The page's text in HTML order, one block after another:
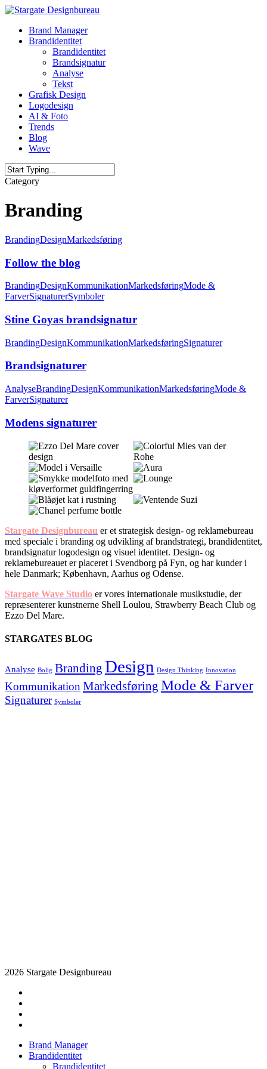
Skip
main
content
Menu
Brand Manager
Brandidentitet
Brandidentitet
Brandsignatur
Analyse
Tekst
Grafisk Design
Logodesign
AI & Foto
Trends
Blog
Wave
Close
Category
Branding
BrandingDesignMarkedsføring
Follow the blog
BrandingDesignKommunikationMarkedsføringMode &
FarverSignaturerSymboler
Stine Goyas brandsignatur
BrandingDesignKommunikationMarkedsføringSignaturer
Brandsignaturer
AnalyseBrandingDesignKommunikationMarkedsføringMode &
FarverSignaturer
Modens signaturer
Stargate Designbureau er et strategisk design- og reklamebureau
med speciale i branding og udvikling af brandstrategi, brandidentitet,
brandsignatur logodesign og visuel identitet. Design- og
reklamebureauet er placeret i Svendborg på Fyn, og har kunder i
hele Danmark; København, Aarhus og Odense.
Stargate Wave Studio er vores internationale musikstudie, der
repræsenterer kunstnerne Shell Loulou, Strawberry Beach Club og
Ezzo Del Mare.
STARGATES BLOG
Analyse Bolig Branding Design Design Thinking Innovation
Kommunikation Markedsføring Mode & Farver
Signaturer Symboler
2026 Stargate Designbureau
Close
Menu
Brand Manager
Brandidentitet
Brandidentitet